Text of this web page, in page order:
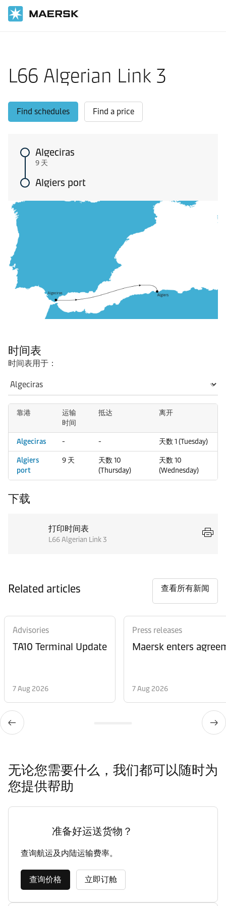
L66 Algerian Link 3
Find schedules Find a price
Algeciras
9 天
Algiers port
时间表
时间表用于：
靠港
运输
时间
抵达 离开
Algeciras - - 天数 1 (Tuesday)
Algiers
port
9 天
天数 10
(Thursday)
天数 10
(Wednesday)
下载
打印时间表
L66 Algerian Link 3
Related articles 查看所有新闻
Advisories
TA10 Terminal Update
7 Aug 2026
Press releases
Maersk enters
7 Aug 2026
无论您需要什么，我们都可以随时为
您提供帮助
准备好运送货物？
查询航运及内陆运输费率。
查询价格 立即订舱